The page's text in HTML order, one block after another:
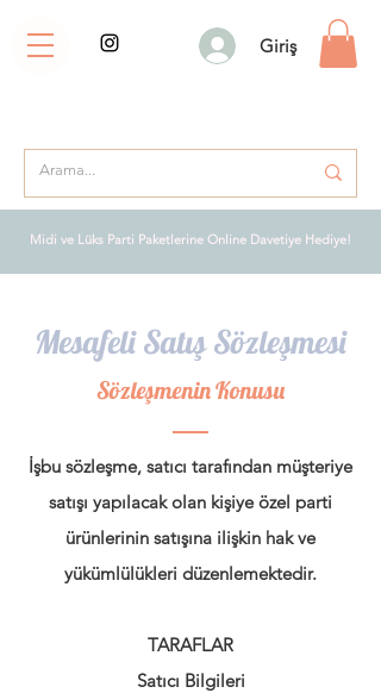
Midi ve Lüks Parti Paketlerine Online Davetiye Hediye!
Giriş
Mesafeli Satış Sözleşmesi
Sözleşmenin Konusu
İşbu sözleşme, satıcı tarafından müşteriye
satışı yapılacak olan kişiye özel parti
ürünlerinin satışına ilişkin hak ve
yükümlülükleri düzenlemektedir.
TARAFLAR
Satıcı Bilgileri